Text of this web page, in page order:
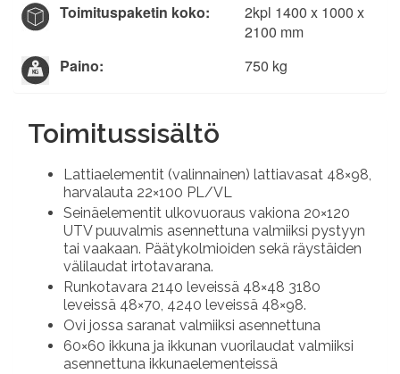
Toimituspaketin koko:
2kpl 1400 x 1000 x
2100 mm
Paino:
750 kg
Toimitussisältö
Lattiaelementit (valinnainen) lattiavasat 48×98,
harvalauta 22×100 PL/VL
Seinäelementit ulkovuoraus vakiona 20×120
UTV puuvalmis asennettuna valmiiksi pystyyn
tai vaakaan. Päätykolmioiden sekä räystäiden
välilaudat irtotavarana.
Runkotavara 2140 leveissä 48×48 3180
leveissä 48×70, 4240 leveissä 48×98.
Ovi jossa saranat valmiiksi asennettuna
60×60 ikkuna ja ikkunan vuorilaudat valmiiksi
asennettuna ikkunaelementeissä